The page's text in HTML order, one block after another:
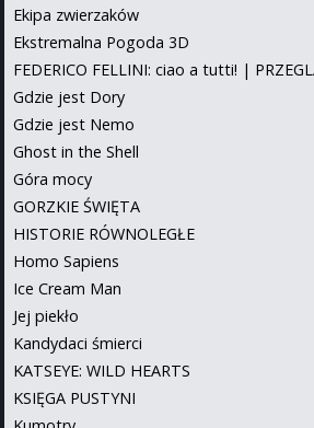
Ekipa zwierzaków
Ekstremalna Pogoda 3D
FEDERICO FELLINI: ciao a tutti! |
Gdzie jest Dory
Gdzie jest Nemo
Ghost in the Shell
Góra mocy
GORZKIE ŚWIĘTA
HISTORIE RÓWNOLEGŁE
Homo Sapiens
Ice Cream Man
Jej piekło
Kandydaci śmierci
KATSEYE: WILD HEARTS
KSIĘGA PUSTYNI